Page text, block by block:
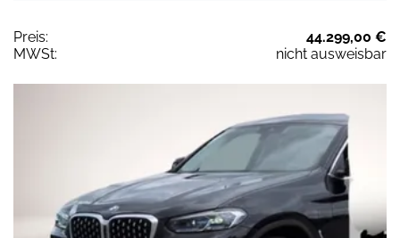
Preis:
44.299,00 €
MWSt:
nicht ausweisbar